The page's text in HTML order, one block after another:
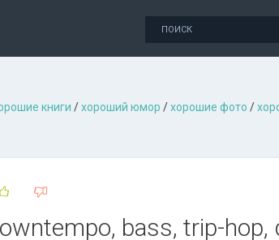
книги /хороший юмор /хорошие фото /
bass, trip-hop,